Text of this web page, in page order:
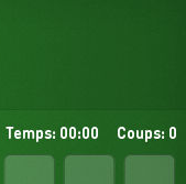
Temps: 00:00 Coups: 0